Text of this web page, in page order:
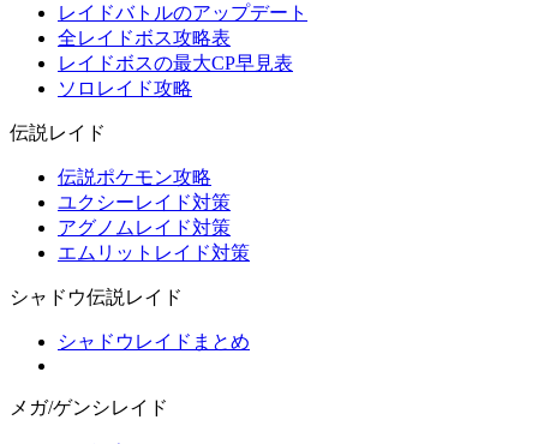
レイドバトルのアップデート
全レイドボス攻略表
レイドボスの最大CP早見表
ソロレイド攻略
伝説レイド
伝説ポケモン攻略
ユクシーレイド対策
アグノムレイド対策
エムリットレイド対策
シャドウ伝説レイド
シャドウレイドまとめ
メガ/ゲンシレイド